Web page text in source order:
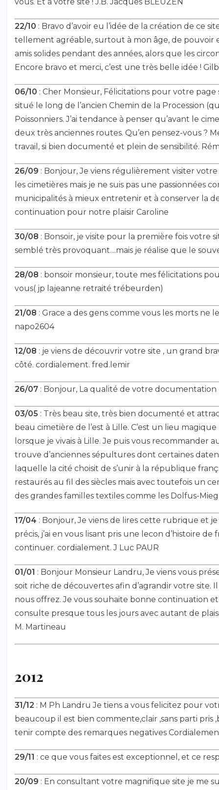
22/10 : Bravo d’avoir eu l’idée de la création de ce
tellement agréable, surtout à mon âge, de
amis solides pendant des années, alors que les
Encore bravo et merci, c’est une très belle idée !
06/10 : Cher Monsieur, Félicitations pour votre
situé le long de l’ancien Chemin de la Procession
Poissonniers. J’ai tendance à penser qu’avant le
deux très anciennes routes. Qu’en pensez-vous ?
travail, si bien documenté et plein de sensibilité.
26/09 : Bonjour, Je viens régulièrement visiter
les cimetières mais je ne suis pas une passionnées
municipalités à mieux entretenir et à conserver la
continuation pour notre plaisir Caroline
30/08 : Bonsoir, je visite pour la première fois votre
semblé très provoquant....mais je réalise que le
28/08 : bonsoir monsieur, toute mes félicitations
vous( jp lajeanne retraité trébeurden)
21/08 : Grace a des gens comme vous les morts ne
napo2604
12/08 : je viens de découvrir votre site , un grand
côté. cordialement. fred.lemir
26/07 : Bonjour, La qualité de votre
03/05 : Très beau site, très bien documenté et
beau cimetière de l’est à Lille. C’est un lieu
lorsque je vivais à Lille. Je puis vous recommander
trouve d’anciennes sépultures dont certaines
laquelle la cité choisit de s’unir à la république
restaurés au fil des siècles mais avec toutefois un
des grandes familles textiles comme les Dolfus-
17/04 : Bonjour, Je viens de lires cette rubrique et
précis, j’ai en vous lisant pris une lecon d’histoire
continuer. cordialement. J Luc PAUR
01/01 : Bonjour Monsieur Landru, Je viens vous
soit riche de découvertes afin d’agrandir votre
nous offrez. Je vous souhaite bonne continuation
consulte presque tous les jours avec autant de
M. Martineau
2012
31/12 : M Ph Landru Je tiens a vous felicitez pour
beaucoup il est bien commente,clair ,sans parti
tenir compte des remarques negatives
29/11 : ce que vous faites est exceptionnel, et ce
20/09 : En consultant votre magnifique site je me